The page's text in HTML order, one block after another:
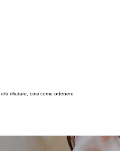
, e/o rifiutare, cosi come ottenere